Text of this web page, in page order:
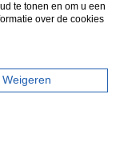
24, 3781 BB
te tonen en om u een
over de cookies
Weigeren